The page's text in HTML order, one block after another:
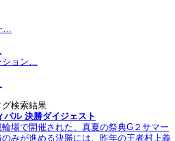
…
ョン…
検索結果
ル 決勝ダイジェスト
場で開催された、真夏の祭典G２サマー
みが進める決勝には、昨年の王者村上義